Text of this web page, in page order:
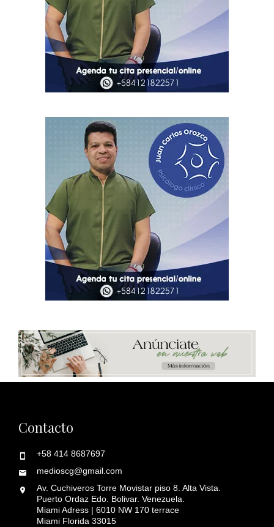
Contacto
+58 414 8687697
medioscg@gmail.com
Av. Cuchiveros Torre Movistar piso 8. Alta Vista.
Puerto Ordaz Edo. Bolivar. Venezuela.
Miami Adress | 6010 NW 170 terrace
Miami Florida 33015